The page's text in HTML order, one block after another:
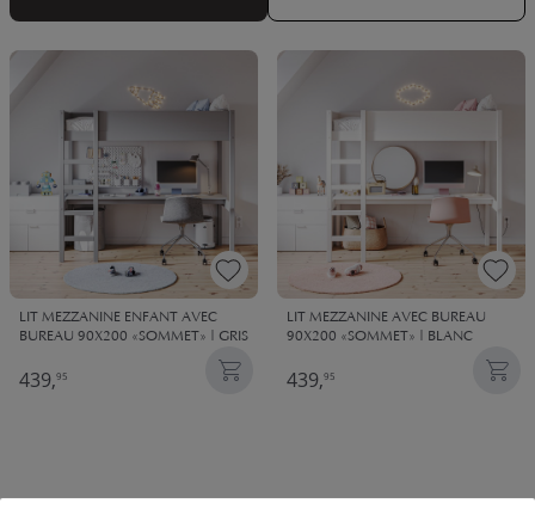
- opter pour un ensemble lit et bureau assortis
Petite Amélie vous aide à choisir le meilleur lit combiné
bureau fille. Découvrez vite notre sélection !
LIT MEZZANINE ENFANT AVEC
BUREAU 90X200 «SOMMET» | GRIS
439,95
LIT MEZZANINE AVEC BUREAU
90X200 «SOMMET» | BLANC
439,95